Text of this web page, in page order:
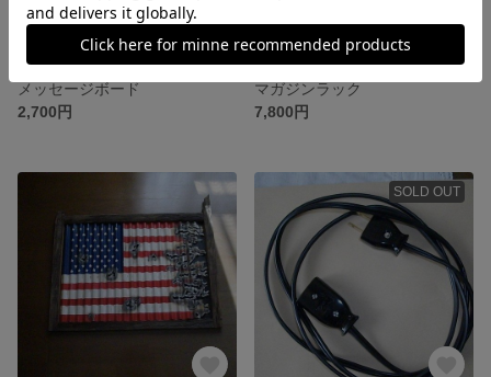
メッセージボード
2,700円
マガジンラック
7,800円
SOLD OUT